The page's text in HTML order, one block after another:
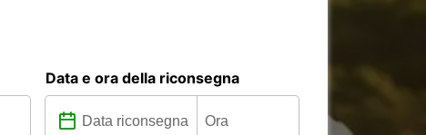
Data e ora della riconsegna